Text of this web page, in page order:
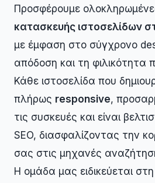
Προσφέρουμε
κατασκευής ιστοσελίδων
με έμφαση στο σύγχρονο
απόδοση και τη φιλικότητα
Κάθε ιστοσελίδα που
πλήρως responsive,
τις συσκευές και είναι
SEO, διασφαλίζοντας την
σας στις μηχανές
Η ομάδα μας ειδικεύεται στη